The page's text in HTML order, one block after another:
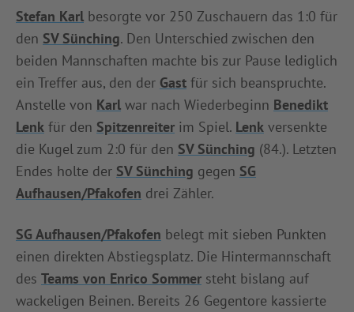
Stefan Karl besorgte vor 250 Zuschauern das 1:0 für
den SV Sünching. Den Unterschied zwischen den
beiden Mannschaften machte bis zur Pause lediglich
ein Treffer aus, den der Gast für sich beanspruchte.
Anstelle von Karl war nach Wiederbeginn Benedikt
Lenk für den Spitzenreiter im Spiel. Lenk versenkte
die Kugel zum 2:0 für den SV Sünching (84.). Letzten
Endes holte der SV Sünching gegen SG
Aufhausen/Pfakofen drei Zähler.
SG Aufhausen/Pfakofen belegt mit sieben Punkten
einen direkten Abstiegsplatz. Die Hintermannschaft
des Teams von Enrico Sommer steht bislang auf
wackeligen Beinen. Bereits 26 Gegentore kassierte